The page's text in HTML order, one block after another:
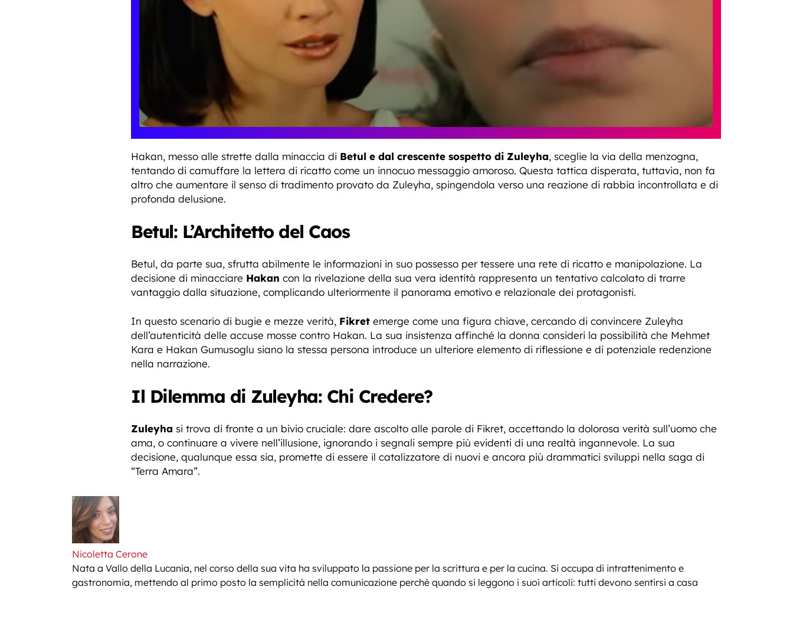
Hakan, messo alle strette dalla minaccia di Betul e dal crescente sospetto di Zuleyha, sceglie la via della menzogna,
tentando di camuffare la lettera di ricatto come un innocuo messaggio amoroso. Questa tattica disperata, tuttavia, non fa
altro che aumentare il senso di tradimento provato da Zuleyha, spingendola verso una reazione di rabbia incontrollata e di
profonda delusione.
Betul: L’Architetto del Caos
Betul, da parte sua, sfrutta abilmente le informazioni in suo possesso per tessere una rete di ricatto e manipolazione. La
decisione di minacciare Hakan con la rivelazione della sua vera identità rappresenta un tentativo calcolato di trarre
vantaggio dalla situazione, complicando ulteriormente il panorama emotivo e relazionale dei protagonisti.
In questo scenario di bugie e mezze verità, Fikret emerge come una figura chiave, cercando di convincere Zuleyha
dell’autenticità delle accuse mosse contro Hakan. La sua insistenza affinché la donna consideri la possibilità che Mehmet
Kara e Hakan Gumusoglu siano la stessa persona introduce un ulteriore elemento di riflessione e di potenziale redenzione
nella narrazione.
Il Dilemma di Zuleyha: Chi Credere?
Zuleyha si trova di fronte a un bivio cruciale: dare ascolto alle parole di Fikret, accettando la dolorosa verità sull’uomo che
ama, o continuare a vivere nell’illusione, ignorando i segnali sempre più evidenti di una realtà ingannevole. La sua
decisione, qualunque essa sia, promette di essere il catalizzatore di nuovi e ancora più drammatici sviluppi nella saga di
“Terra Amara”.
Nicoletta Cerone
Nata a Vallo della Lucania, nel corso della sua vita ha sviluppato la passione per la scrittura e per la cucina. Si occupa di intrattenimento e
gastronomia, mettendo al primo posto la semplicità nella comunicazione perchè quando si leggono i suoi articoli: tutti devono sentirsi a casa